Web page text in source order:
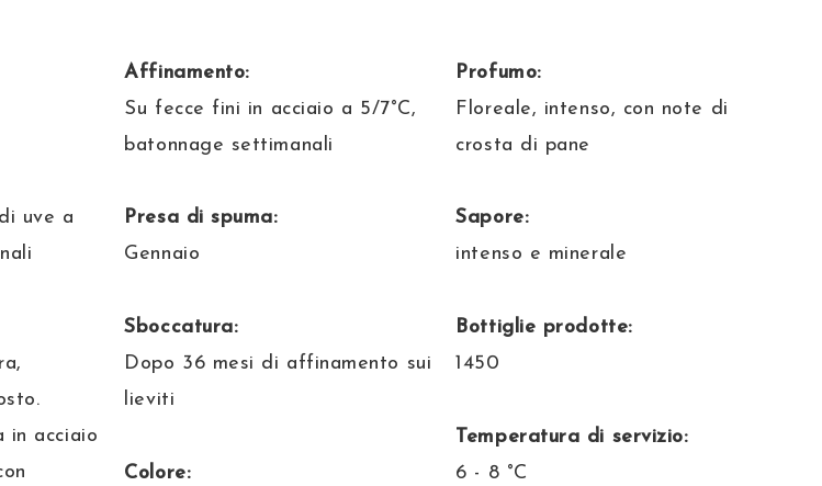
uve a
in acciaio
Affinamento:
Su fecce fini in acciaio a 5/7°C,
batonnage settimanali
Presa di spuma:
Gennaio
Sboccatura:
Dopo 36 mesi di affinamento sui
lieviti
Colore:
Profumo:
Floreale, intenso, con note di
crosta di pane
Sapore:
intenso e minerale
Bottiglie prodotte:
1450
Temperatura di servizio:
6 - 8 °C